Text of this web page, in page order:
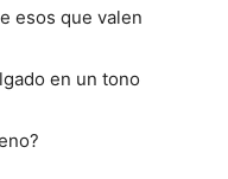
esos que valen
en un tono